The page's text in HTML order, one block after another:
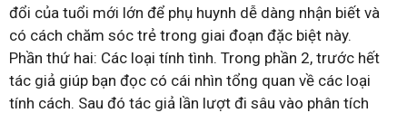
đổi của tuổi mới lớn để phụ huynh dễ dàng nhận biết và
có cách chăm sóc trẻ trong giai đoạn đặc biệt này.
Phần thứ hai: Các loại tính tình. Trong phần 2, trước hết
tác giả giúp bạn đọc có cái nhìn tổng quan về các loại
tính cách. Sau đó tác giả lần lượt đi sâu vào phân tích